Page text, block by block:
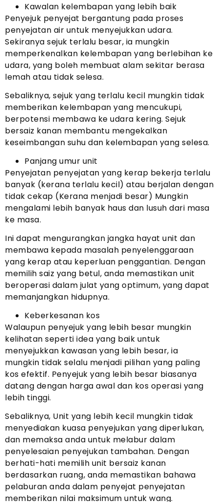
Kawalan kelembapan yang lebih baik
Penyejuk penyejat bergantung pada proses
penyejatan air untuk menyejukkan udara.
Sekiranya sejuk terlalu besar, ia mungkin
memperkenalkan kelembapan yang berlebihan ke
udara, yang boleh membuat alam sekitar berasa
lemah atau tidak selesa.
Sebaliknya, sejuk yang terlalu kecil mungkin tidak
memberikan kelembapan yang mencukupi,
berpotensi membawa ke udara kering. Sejuk
bersaiz kanan membantu mengekalkan
keseimbangan suhu dan kelembapan yang selesa.
Panjang umur unit
Penyejatan penyejatan yang kerap bekerja terlalu
banyak (kerana terlalu kecil) atau berjalan dengan
tidak cekap (Kerana menjadi besar) Mungkin
mengalami lebih banyak haus dan lusuh dari masa
ke masa.
Ini dapat mengurangkan jangka hayat unit dan
membawa kepada masalah penyelenggaraan
yang kerap atau keperluan penggantian. Dengan
memilih saiz yang betul, anda memastikan unit
beroperasi dalam julat yang optimum, yang dapat
memanjangkan hidupnya.
Keberkesanan kos
Walaupun penyejuk yang lebih besar mungkin
kelihatan seperti idea yang baik untuk
menyejukkan kawasan yang lebih besar, ia
mungkin tidak selalu menjadi pilihan yang paling
kos efektif. Penyejuk yang lebih besar biasanya
datang dengan harga awal dan kos operasi yang
lebih tinggi.
Sebaliknya, Unit yang lebih kecil mungkin tidak
menyediakan kuasa penyejukan yang diperlukan,
dan memaksa anda untuk melabur dalam
penyelesaian penyejukan tambahan. Dengan
berhati-hati memilih unit bersaiz kanan
berdasarkan ruang, anda memastikan bahawa
pelaburan anda dalam penyejat penyejatan
memberikan nilai maksimum untuk wang.